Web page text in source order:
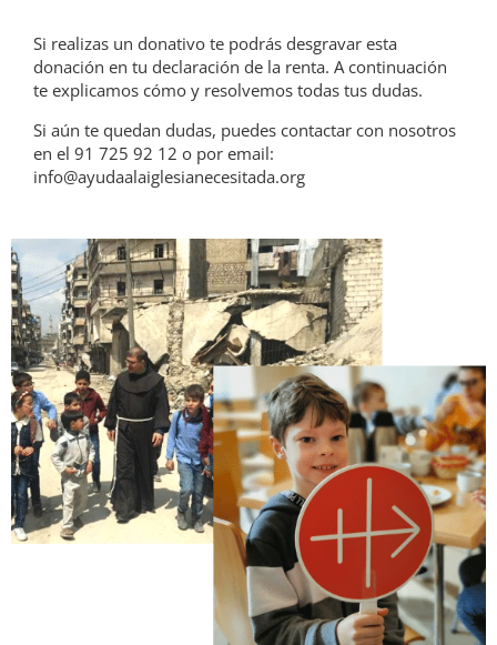
Si realizas un donativo te podrás desgravar esta
donación en tu declaración de la renta. A continuación
te explicamos cómo y resolvemos todas tus dudas.
Si aún te quedan dudas, puedes contactar con nosotros
en el 91 725 92 12 o por email:
info@ayudaalaiglesianecesitada.org